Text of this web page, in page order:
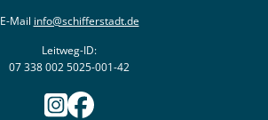
E-Mail info@schifferstadt.de
Leitweg-ID:
07 338 002 5025-001-42